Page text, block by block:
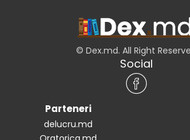
© Dex.md. All Right
Social
Parteneri
delucru.md